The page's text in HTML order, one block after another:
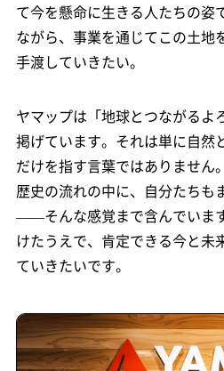
て今を懸命に生きる人たちの姿
ながら、事業を通じてこの土地
手渡していきたい。
ヤマップは「地球とつながるよ
掲げています。それは単に自然
だけを指す言葉ではありません
歴史の流れの中に、自分たちも
——そんな感覚まで含んでいま
けたうえで、肯定できる今と未
ていきたいです。